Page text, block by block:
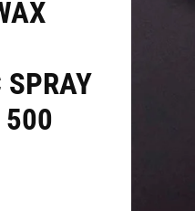
SPRAY
500